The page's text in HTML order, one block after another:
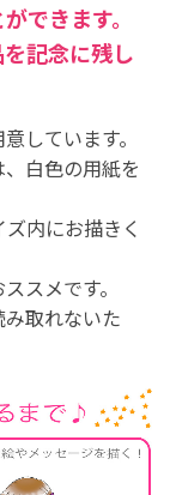
できます。
記念に残し
しています。
白色の用紙を
内にお描きく
スメです。
取れないた